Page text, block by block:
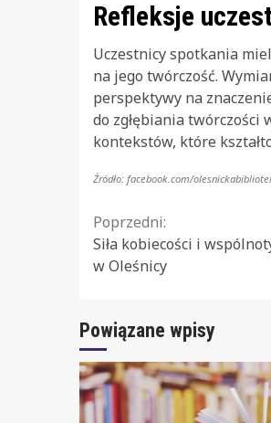
Refleksje
Uczestnicy spotkania
na jego twórczość.
perspektywy na
do zgłębiania twórczości
kontekstów, które
Źródło: facebook.com/
Continue
Reading
Poprzedni:
Siła kobiecości i
w Oleśnicy
Powiązane wpisy